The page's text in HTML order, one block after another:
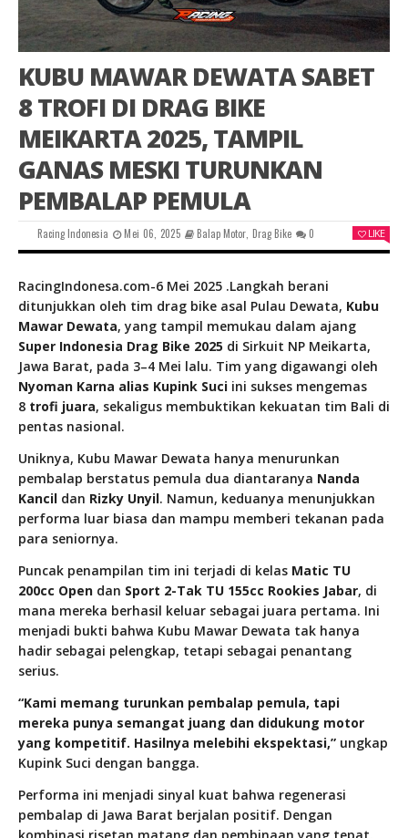
KUBU MAWAR DEWATA SABET
8 TROFI DI DRAG BIKE
MEIKARTA 2025, TAMPIL
GANAS MESKI TURUNKAN
PEMBALAP PEMULA
Racing Indonesia Mei 06, 2025 Balap Motor, Drag Bike 0 LIKE
RacingIndonesa.com-6 Mei 2025 .Langkah berani
ditunjukkan oleh tim drag bike asal Pulau Dewata, Kubu
Mawar Dewata, yang tampil memukau dalam ajang
Super Indonesia Drag Bike 2025 di Sirkuit NP Meikarta,
Jawa Barat, pada 3–4 Mei lalu. Tim yang digawangi oleh
Nyoman Karna alias Kupink Suci ini sukses mengemas
8 trofi juara, sekaligus membuktikan kekuatan tim Bali di
pentas nasional.
Uniknya, Kubu Mawar Dewata hanya menurunkan
pembalap berstatus pemula dua diantaranya Nanda
Kancil dan Rizky Unyil. Namun, keduanya menunjukkan
performa luar biasa dan mampu memberi tekanan pada
para seniornya.
Puncak penampilan tim ini terjadi di kelas Matic TU
200cc Open dan Sport 2-Tak TU 155cc Rookies Jabar, di
mana mereka berhasil keluar sebagai juara pertama. Ini
menjadi bukti bahwa Kubu Mawar Dewata tak hanya
hadir sebagai pelengkap, tetapi sebagai penantang
serius.
“Kami memang turunkan pembalap pemula, tapi
mereka punya semangat juang dan didukung motor
yang kompetitif. Hasilnya melebihi ekspektasi,” ungkap
Kupink Suci dengan bangga.
Performa ini menjadi sinyal kuat bahwa regenerasi
pembalap di Jawa Barat berjalan positif. Dengan